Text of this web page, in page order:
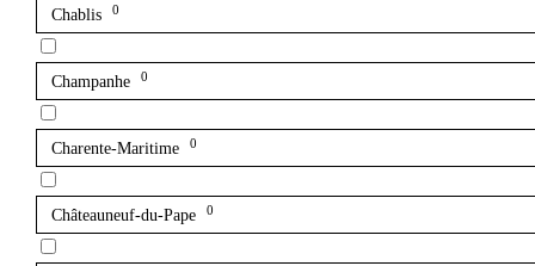
Chablis 0
Champanhe 0
Charente-Maritime 0
Châteauneuf-du-Pape 0